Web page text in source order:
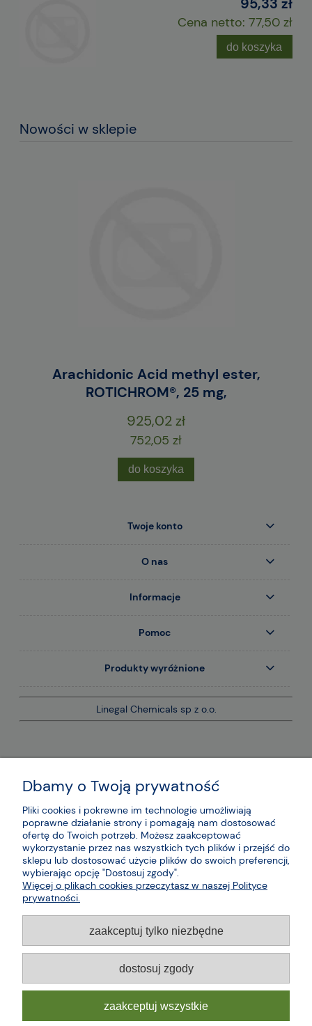
Cena netto: 77,50 zł
do koszyka
Nowości w sklepie
Arachidonic Acid methyl ester,
ROTICHROM®, 25 mg,
925,02 zł
752,05 zł
do koszyka
Twoje konto
O nas
Informacje
Pomoc
Produkty wyróżnione
Linegal Chemicals sp z o.o.
Dbamy o Twoją prywatność
Pliki cookies i pokrewne im technologie umożliwiają
poprawne działanie strony i pomagają nam dostosować
ofertę do Twoich potrzeb. Możesz zaakceptować
wykorzystanie przez nas wszystkich tych plików i przejść do
sklepu lub dostosować użycie plików do swoich preferencji,
wybierając opcję "Dostosuj zgody".
Więcej o plikach cookies przeczytasz w naszej Polityce
prywatności.
zaakceptuj tylko niezbędne
dostosuj zgody
zaakceptuj wszystkie